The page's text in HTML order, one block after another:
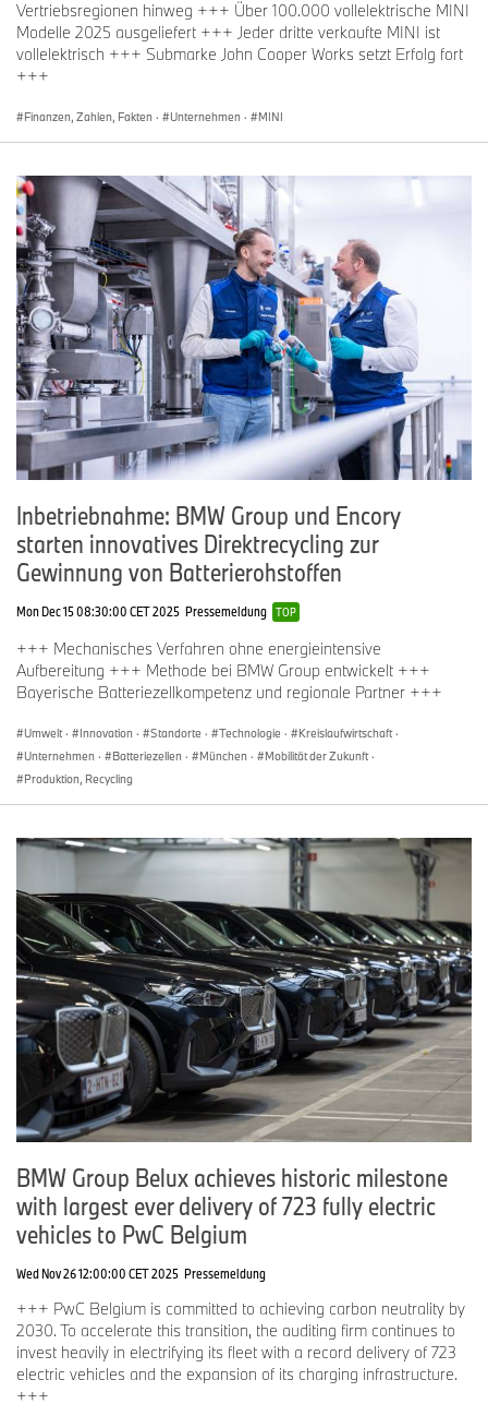
Vertriebsregionen hinweg +++ Über 100.000 vollelektrische MINI
Modelle 2025 ausgeliefert +++ Jeder dritte verkaufte MINI ist
vollelektrisch +++ Submarke John Cooper Works setzt Erfolg fort
+++
Finanzen, Zahlen, Fakten · Unternehmen · MINI
Inbetriebnahme: BMW Group und Encory
starten innovatives Direktrecycling zur
Gewinnung von Batterierohstoffen
Mon Dec 15 08:30:00 CET 2025 Pressemeldung TOP
+++ Mechanisches Verfahren ohne energieintensive
Aufbereitung +++ Methode bei BMW Group entwickelt +++
Bayerische Batteriezellkompetenz und regionale Partner +++
Umwelt · Innovation · Standorte · Technologie · Kreislaufwirtschaft ·
Unternehmen · Batteriezellen · München · Mobilität der Zukunft ·
Produktion, Recycling
BMW Group Belux achieves historic milestone
with largest ever delivery of 723 fully electric
vehicles to PwC Belgium
Wed Nov 26 12:00:00 CET 2025 Pressemeldung
+++ PwC Belgium is committed to achieving carbon neutrality by
2030. To accelerate this transition, the auditing firm continues to
invest heavily in electrifying its fleet with a record delivery of 723
electric vehicles and the expansion of its charging infrastructure.
+++